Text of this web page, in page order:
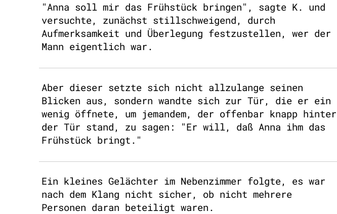
"Anna soll mir das Frühstück bringen", sagte K. und
versuchte, zunächst stillschweigend, durch
Aufmerksamkeit und Überlegung festzustellen, wer der
Mann eigentlich war.
Aber dieser setzte sich nicht allzulange seinen
Blicken aus, sondern wandte sich zur Tür, die er ein
wenig öffnete, um jemandem, der offenbar knapp hinter
der Tür stand, zu sagen: "Er will, daß Anna ihm das
Frühstück bringt."
Ein kleines Gelächter im Nebenzimmer folgte, es war
nach dem Klang nicht sicher, ob nicht mehrere
Personen daran beteiligt waren.